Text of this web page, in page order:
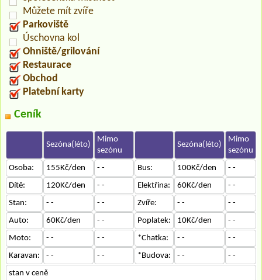
Můžete mít zvíře
Parkoviště
Úschovna kol
Ohniště/grilování
Restaurace
Obchod
Platební karty
Ceník
Sezóna(léto)
Mimo
sezónu
Sezóna(léto)
Mimo
sezónu
Osoba:
155Kč/den - - Bus: 100Kč/den
- -
Dítě:
120Kč/den - - Elektřina: 60Kč/den
- -
Stan:
- - - - Zvíře: - -
- -
Auto:
60Kč/den - - Poplatek: 10Kč/den
- -
Moto:
- - - - *Chatka: - -
- -
Karavan:
- - - - *Budova: - -
- -
stan v ceně